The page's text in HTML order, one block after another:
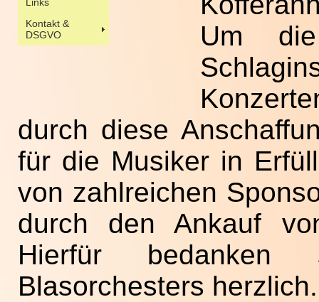
Um
durch diese
für die Musiker in
von zahlreichen
durch den Ankauf
Hierfür
Blasorchesters herzlich.